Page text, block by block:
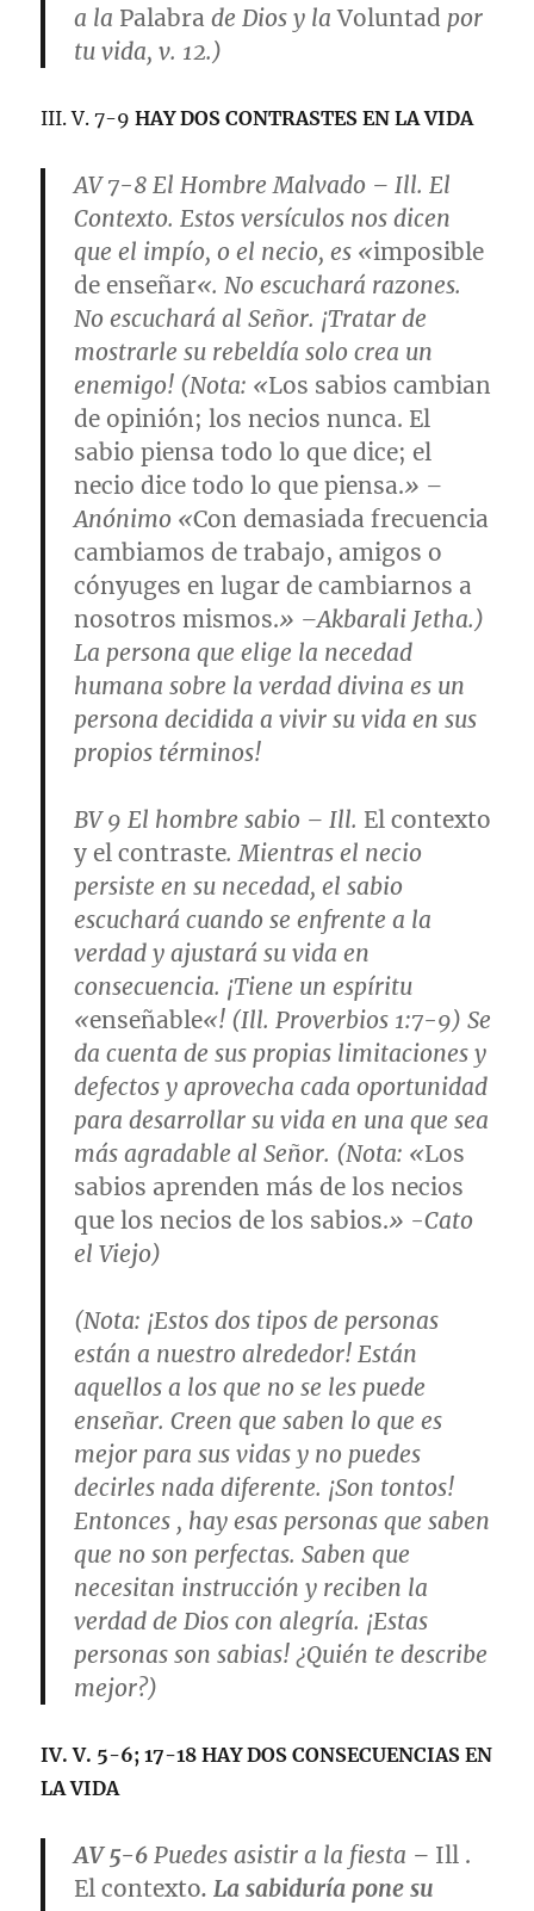
a la Palabra de Dios y laVoluntad por
tu vida,v. 12.)
III. V. 7-9HAY DOS CONTRASTES EN LA VIDA
AV 7-8 El Hombre Malvado – Ill. El
Contexto. Estos versículos nos dicen
que el impío, o el necio, es «imposible
de enseñar«. No escuchará razones.
No escuchará al Señor. ¡Tratar de
mostrarle su rebeldía solo crea un
enemigo! (Nota: «Los sabios cambian
de opinión; los necios nunca. El
sabio piensa todo lo que dice; el
necio dice todo lo que piensa.» –
Anónimo «Con demasiada frecuencia
cambiamos de trabajo, amigos o
cónyuges en lugar de cambiarnos a
nosotros mismos.» –Akbarali Jetha.)
La persona que elige la necedad
humana sobre la verdad divina es un
persona decidida a vivir su vida en sus
propios términos!
BV 9 El hombre sabio – Ill. El contexto
y el contraste. Mientras el necio
persiste en su necedad, el sabio
escuchará cuando se enfrente a la
verdad y ajustará su vida en
consecuencia. ¡Tiene un espíritu
«enseñable«! (Ill. Proverbios 1:7-9) Se
da cuenta de sus propias limitaciones y
defectos y aprovecha cada oportunidad
para desarrollar su vida en una que sea
más agradable al Señor. (Nota: «Los
sabios aprenden más de los necios
que los necios de los sabios.» -Cato
el Viejo)
(Nota: ¡Estos dos tipos de personas
están a nuestro alrededor! Están
aquellos a los que no se les puede
enseñar. Creen que saben lo que es
mejor para sus vidas y no puedes
decirles nada diferente. ¡Son tontos!
Entonces , hay esas personas que saben
que no son perfectas. Saben que
necesitan instrucción y reciben la
verdad de Dios con alegría. ¡Estas
personas son sabias! ¿Quién te describe
mejor?)
IV. V. 5-6; 17-18HAY DOS CONSECUENCIAS EN
LA VIDA
AV 5-6 Puedes asistir a la fiesta – Ill .
El contexto. La sabiduría pone su